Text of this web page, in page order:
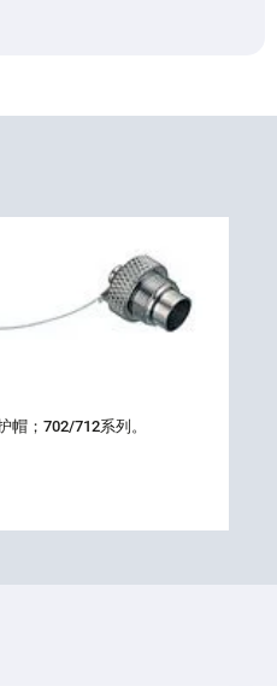
帽；702/712系列。